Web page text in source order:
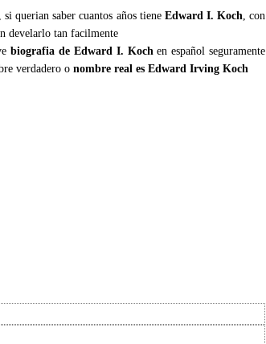
querian saber cuantos años tiene Edward I. Koch, con
develarlo tan facilmente
biografia de Edward I. Kochen español seguramente
verdadero o nombre real es Edward Irving Koch